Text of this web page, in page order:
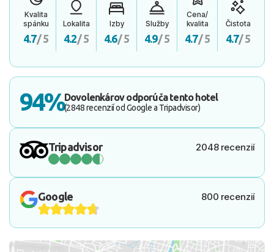
Kvalita
spánku
4.7/ 5
Lokalita
4.2/ 5
Izby
4.6/ 5
Služby
4.9/ 5
Cena/
kvalita
4.7/ 5
Čistota
4.7/ 5
94%Dovolenkárov odporúča tento hotel
(2848 recenzií od Google a Tripadvisor)
Tripadvisor 2048 recenzií
Google 800 recenzií